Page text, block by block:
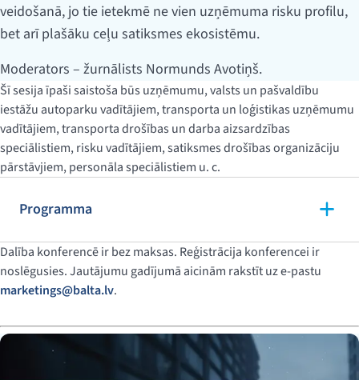
veidošanā, jo tie ietekmē ne vien uzņēmuma risku profilu,
bet arī plašāku ceļu satiksmes ekosistēmu.
Moderators – žurnālists Normunds Avotiņš.
Šī sesija īpaši saistoša būs uzņēmumu, valsts un pašvaldību
iestāžu autoparku vadītājiem, transporta un loģistikas uzņēmumu
vadītājiem, transporta drošības un darba aizsardzības
speciālistiem, risku vadītājiem, satiksmes drošības organizāciju
pārstāvjiem, personāla speciālistiem u. c.
Programma
Dalība konferencē ir bez maksas. Reģistrācija konferencei ir
noslēgusies. Jautājumu gadījumā aicinām rakstīt uz e-pastu
marketings@balta.lv.